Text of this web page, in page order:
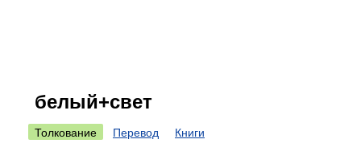
белый+свет
Толкование Перевод Книги